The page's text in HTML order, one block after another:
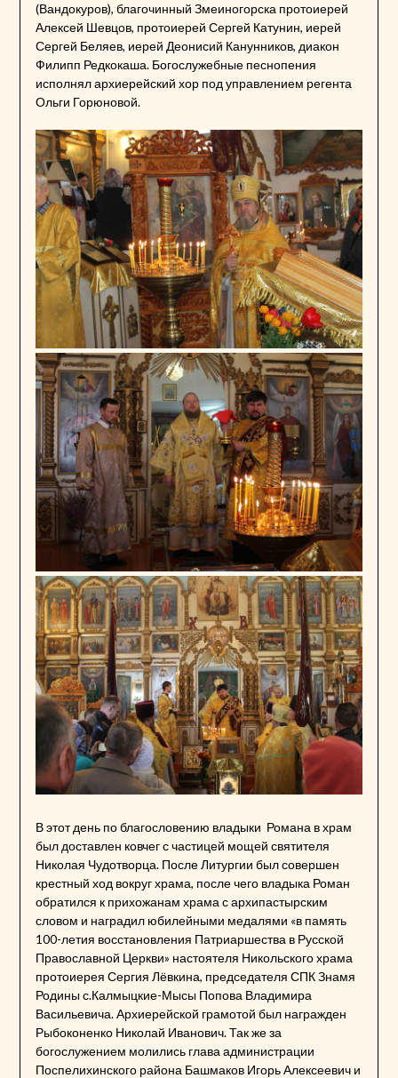
(Вандокуров), благочинный Змеиногорска протоиерей
Алексей Шевцов, протоиерей Сергей Катунин, иерей
Сергей Беляев, иерей Деонисий Канунников, диакон
Филипп Редкокаша. Богослужебные песнопения
исполнял архиерейский хор под управлением регента
Ольги Горюновой.
В этот день по благословению владыки Романа в храм
был доставлен ковчег с частицей мощей святителя
Николая Чудотворца. После Литургии был совершен
крестный ход вокруг храма, после чего владыка Роман
обратился к прихожанам храма с архипастырским
словом и наградил юбилейными медалями «в память
100-летия восстановления Патриаршества в Русской
Православной Церкви» настоятеля Никольского храма
протоиерея Сергия Лёвкина, председателя СПК Знамя
Родины с.Калмыцкие-Мысы Попова Владимира
Васильевича. Архиерейской грамотой был награжден
Рыбоконенко Николай Иванович. Так же за
богослужением молились глава администрации
Поспелихинского района Башмаков Игорь Алексеевич и